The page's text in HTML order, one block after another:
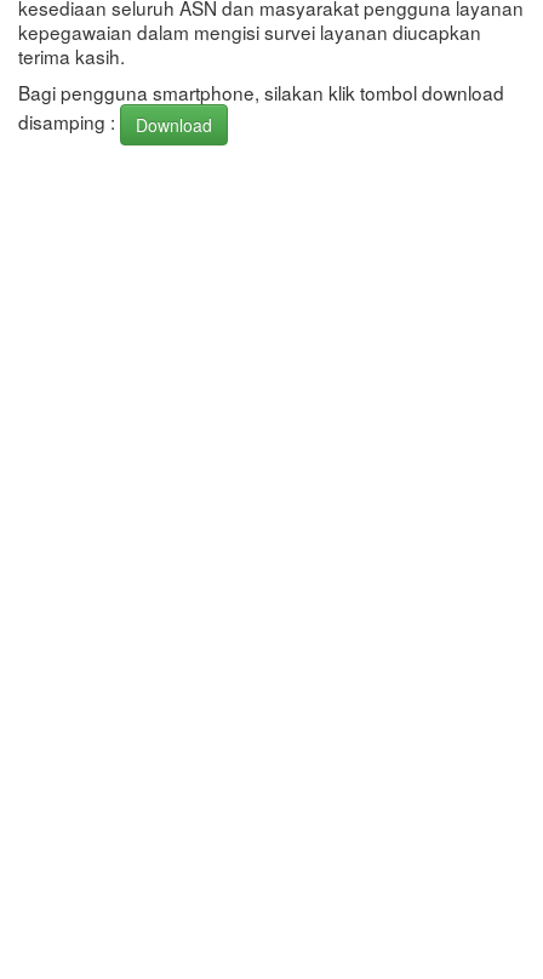
kesediaan seluruh ASN dan masyarakat pengguna layanan
kepegawaian dalam mengisi survei layanan diucapkan
terima kasih.
Bagi pengguna smartphone, silakan klik tombol download
disamping :
Download